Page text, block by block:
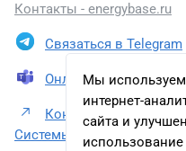
Мы
интернет-
сайта и
Контакты - energybase.ru
Связаться в Telegram
Онлайн презентация
Контакты
Системы»